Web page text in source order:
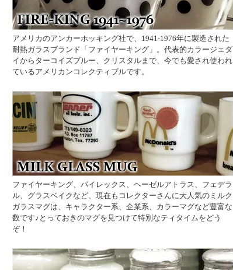
アメリカのアンカーホッキング社で、1941-1976年に製造された
耐熱ガラスブランド「ファイヤーキング」。代表的カラージェダ
イからターコイズブルー、クリスタルまで、今でも愛され使われ
ているアメリカンコレクティブルです。
ファイヤーキング、パイレックス、ヘーゼルアトラス、フェデラ
ル、グラスベイクなど、現在もコレクターさんに大人気のミルク
ガラスマグは、キャラクター系、企業系、カラーマグなど豊富な
数です♪とっておきのマグを見つけて特別なティタイムをどう
ぞ！